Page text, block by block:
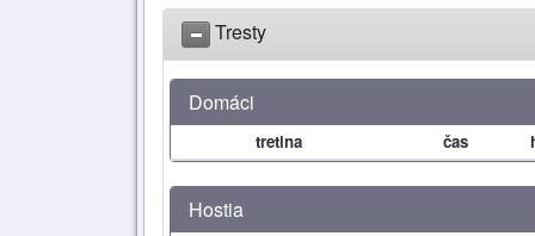
Tresty
Domáci
tretina čas
Hostia